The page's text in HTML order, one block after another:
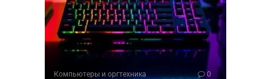
Компьютеры и оргтехника 0